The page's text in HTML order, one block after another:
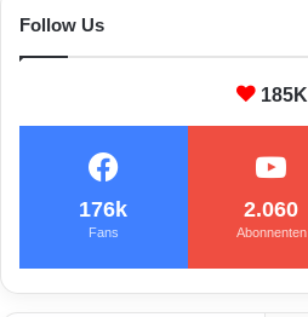
Follow Us
185K
176k
Fans
2.060
Abonnenten